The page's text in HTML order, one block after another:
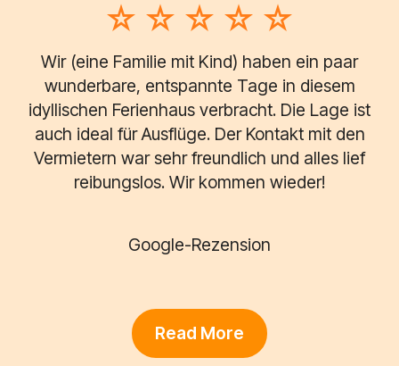
Wir (eine Familie mit Kind) haben ein paar
wunderbare, entspannte Tage in diesem
idyllischen Ferienhaus verbracht. Die Lage ist
auch ideal für Ausflüge. Der Kontakt mit den
Vermietern war sehr freundlich und alles lief
reibungslos. Wir kommen wieder!
Google-Rezension
Read More